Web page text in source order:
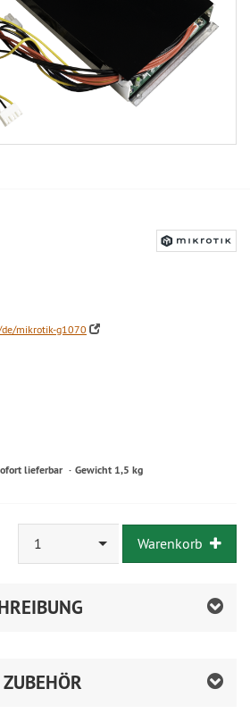
mikrotik-g1070
lieferbar Gewicht 1,5 kg
1 Warenkorb